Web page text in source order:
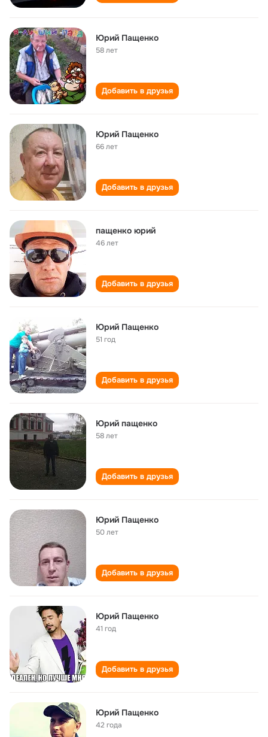
Юрий Пащенко
58 лет
Добавить в друзья
Юрий Пащенко
66 лет
Добавить в друзья
пащенко юрий
46 лет
Добавить в друзья
Юрий Пащенко
51 год
Добавить в друзья
Юрий пащенко
58 лет
Добавить в друзья
Юрий Пащенко
50 лет
Добавить в друзья
Юрий Пащенко
41 год
Добавить в друзья
Юрий Пащенко
42 года